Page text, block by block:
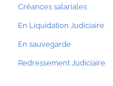
Créances salariales
En Liquidation Judiciaire
En sauvegarde
Redressement Judiciaire